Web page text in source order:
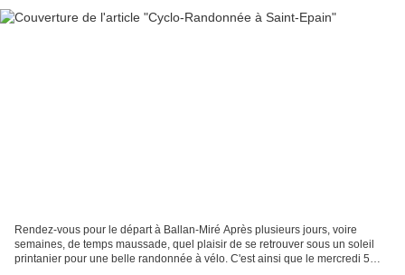
Rendez-vous pour le départ à Ballan-Miré Après plusieurs jours, voire
semaines, de temps maussade, quel plaisir de se retrouver sous un soleil
printanier pour une belle randonnée à vélo. C'est ainsi que le mercredi 5